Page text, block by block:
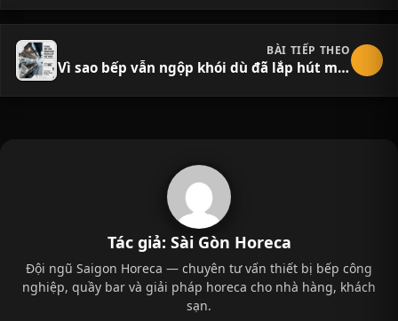
BÀI TIẾP THEO
Vì sao bếp vẫn ngộp khói dù đã lắp hút mùi? (và cách khắc phục)
Tác giả: Sài Gòn Horeca
Đội ngũ Saigon Horeca — chuyên tư vấn thiết bị bếp công
nghiệp, quầy bar và giải pháp horeca cho nhà hàng, khách
sạn.